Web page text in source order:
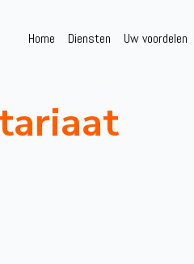
Home Diensten Uw voordelen